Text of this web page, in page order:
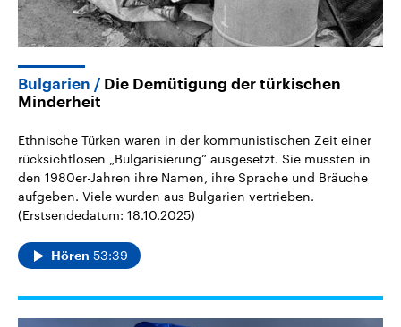
Bulgarien
Die Demütigung der türkischen
Minderheit
Ethnische Türken waren in der kommunistischen Zeit einer
rücksichtlosen „Bulgarisierung“ ausgesetzt. Sie mussten in
den 1980er-Jahren ihre Namen, ihre Sprache und Bräuche
aufgeben. Viele wurden aus Bulgarien vertrieben.
(Erstsendedatum: 18.10.2025)
Hören 53:39